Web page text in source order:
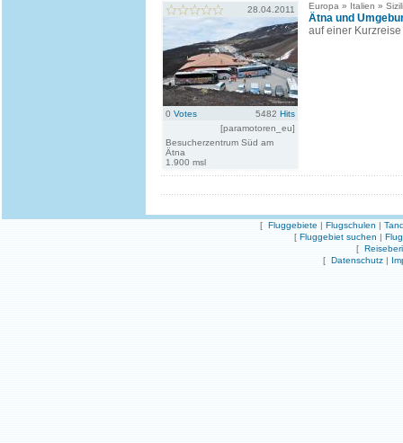
28.04.2011
0 Votes 5482 Hits
[paramotoren_eu]
Besucherzentrum Süd am
Ätna
1.900 msl
Europa » Italien »
Ätna und
auf einer
[ Fluggebiete | Flugschulen |
[ Fluggebiet suchen |
[
[ Datenschutz |